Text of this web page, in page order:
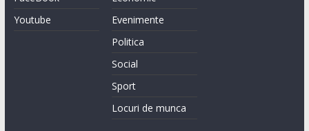
Youtube
Evenimente
Politica
Social
Sport
Locuri de munca